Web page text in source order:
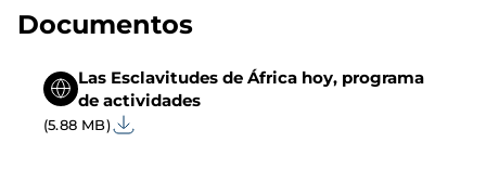
Documentos
Las Esclavitudes de África hoy, programa
de actividades
(5.88 MB)